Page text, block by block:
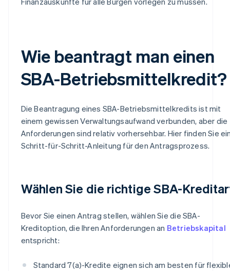
Wie beantragt man einen
SBA-Betriebsmittelkredit?
Die Beantragung eines SBA-Betriebsmittelkredits ist mit
einem gewissen Verwaltungsaufwand verbunden, aber die
Anforderungen sind relativ vorhersehbar. Hier finden Sie
Schritt-für-Schritt-Anleitung für den Antragsprozess.
Wählen Sie die richtige SBA-
Bevor Sie einen Antrag stellen, wählen Sie die SBA-
Kreditoption, die Ihren Anforderungen an Betriebskapital
entspricht:
Standard 7(a)-Kredite eignen sich am besten für